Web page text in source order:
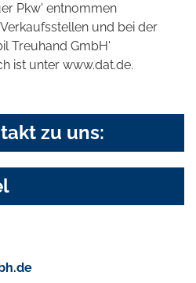
Pkw' entnommen
und bei der
Treuhand GmbH'
ist unter www.dat.de.
zu uns: